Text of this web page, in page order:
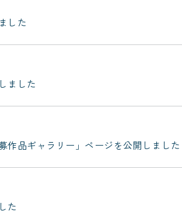
した
ました
作品ギャラリー」ページを公開しました
た